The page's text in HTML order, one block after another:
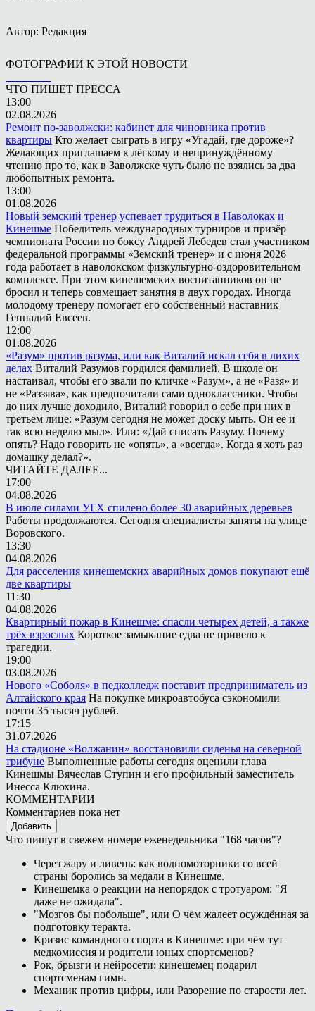
Автор: Редакция
ФОТОГРАФИИ К ЭТОЙ НОВОСТИ
ЧТО ПИШЕТ ПРЕССА
13:00
02.08.2026
Ремонт по-заволжски: кабинет для чиновника против
квартиры Кто желает сыграть в игру «Угадай, где дороже»?
Желающих приглашаем к лёгкому и непринуждённому
чтению про то, как в Заволжске чуть было не взялись за два
любопытных ремонта.
13:00
01.08.2026
Новый земский тренер успевает трудиться в Наволоках и
Кинешме Победитель международных турниров и призёр
чемпионата России по боксу Андрей Лебедев стал участником
федеральной программы «Земский тренер» и с июня 2026
года работает в наволокском физкультурно-оздоровительном
комплексе. При этом кинешемских воспитанников он не
бросил и теперь совмещает занятия в двух городах. Иногда
молодому тренеру помогает его собственный наставник
Геннадий Евсеев.
12:00
01.08.2026
«Разум» против разума, или как Виталий искал себя в лихих
делах Виталий Разумов гордился фамилией. В школе он
настаивал, чтобы его звали по кличке «Разум», а не «Разя» и
не «Раззява», как предпочитали сами одноклассники. Чтобы
до них лучше доходило, Виталий говорил о себе при них в
третьем лице: «Разум сегодня не может доску мыть. Он её и
так всю неделю мыл». Или: «Дай списать Разуму. Почему
опять? Надо говорить не «опять», а «всегда». Когда я хоть раз
домашку делал?».
ЧИТАЙТЕ ДАЛЕЕ...
17:00
04.08.2026
В июле силами УГХ спилено более 30 аварийных деревьев
Работы продолжаются. Сегодня специалисты заняты на улице
Воровского.
13:30
04.08.2026
Для расселения кинешемских аварийных домов покупают ещё
две квартиры
11:30
04.08.2026
Квартирный пожар в Кинешме: спасли четырёх детей, а также
трёх взрослых Короткое замыкание едва не привело к
трагедии.
19:00
03.08.2026
Нового «Соболя» в педколледж поставит предприниматель из
Алтайского края На покупке микроавтобуса сэкономили
почти 35 тысяч рублей.
17:15
31.07.2026
На стадионе «Волжанин» восстановили сиденья на северной
трибуне Выполненные работы сегодня оценили глава
Кинешмы Вячеслав Ступин и его профильный заместитель
Инесса Клюхина.
КОММЕНТАРИИ
Комментариев пока нет
Добавить
Что пишут в свежем номере еженедельника "168 часов"?
Через жару и ливень: как водномоторники со всей
страны боролись за медали в Кинешме.
Кинешемка о реакции на непорядок с тротуаром: "Я
даже не ожидала".
"Мозгов бы побольше", или О чём жалеет осуждённая за
подготовку теракта.
Кризис командного спорта в Кинешме: при чём тут
медкомиссия и родители юных спортсменов?
Рок, брызги и нейросети: кинешемец подарил
спортсменам гимн.
Механик против цифры, или Разорение по старости лет.